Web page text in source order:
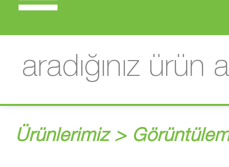
Ürünlerimiz >